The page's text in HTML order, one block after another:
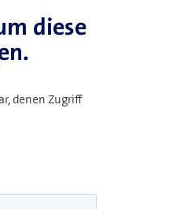
diese
denen Zugriff